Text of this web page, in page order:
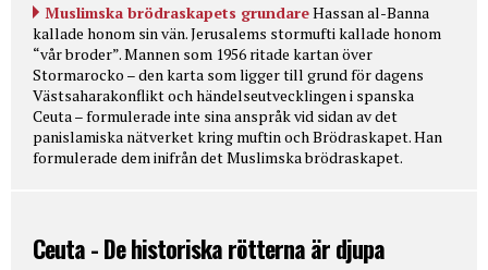
Muslimska brödraskapets grundareHassan al-Banna
kallade honom sin vän. Jerusalems stormufti kallade honom
“vår broder”. Mannen som 1956 ritade kartan över
Stormarocko – den karta som ligger till grund för dagens
Västsaharakonflikt och händelseutvecklingen i spanska
Ceuta – formulerade inte sina anspråk vid sidan av det
panislamiska nätverket kring muftin och Brödraskapet. Han
formulerade dem inifrån det Muslimska brödraskapet.
Ceuta - De historiska rötterna är djupa